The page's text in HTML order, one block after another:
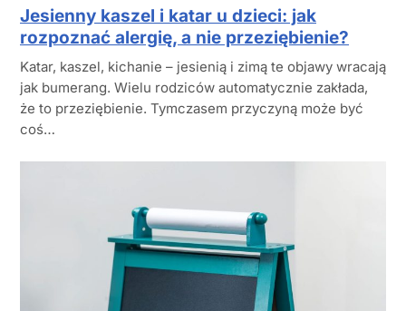
Jesienny kaszel i katar u dzieci: jak
rozpoznać alergię, a nie przeziębienie?
Katar, kaszel, kichanie – jesienią i zimą te objawy wracają
jak bumerang. Wielu rodziców automatycznie zakłada,
że to przeziębienie. Tymczasem przyczyną może być
coś…